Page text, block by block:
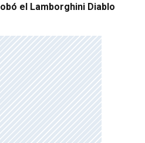
el Lamborghini Diablo